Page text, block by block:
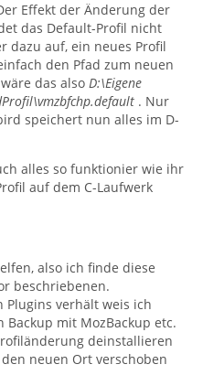
Effekt der Änderung der
das Default-Profil nicht
dazu auf, ein neues Profil
den Pfad zum neuen
das also D:\Eigene
. Nur
speichert nun alles im D-
alles so funktionier wie ihr
auf dem C-Laufwerk
also ich finde diese
beschriebenen.
Plugins verhält weis ich
mit MozBackup etc.
deinstallieren
neuen Ort verschoben